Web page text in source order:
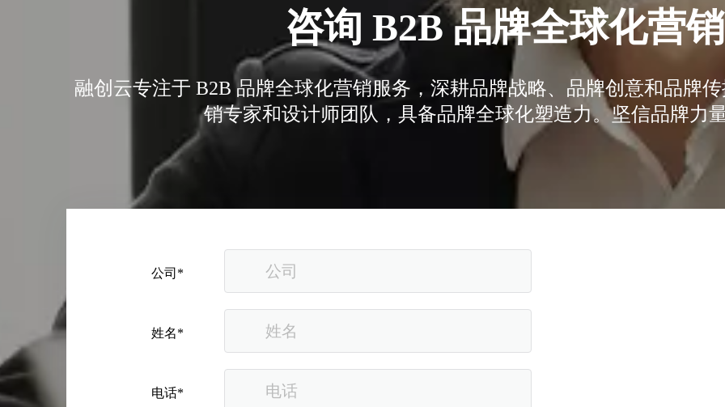
咨询 B2B 品牌全球化营
融创云专注于 B2B 品牌全球化营销服务，深耕品牌战略、品牌创意和品牌
销专家和设计师团队，具备品牌全球化塑造力。坚信品牌力
公司*
姓名*
电话*